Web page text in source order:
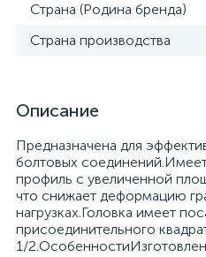
Страна (Родина бренда)
Страна производства
Описание
Предназначена для
болтовых
профиль с увеличенной
что снижает деформацию
нагрузках.Головка имеет
присоединительного
1/